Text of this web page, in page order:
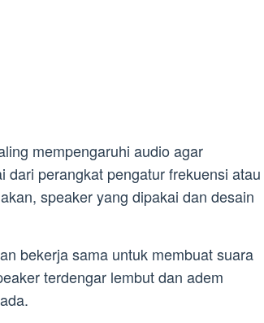
mempengaruhi audio agar
dari perangkat pengatur frekuensi atau
speaker yang dipakai dan desain
bekerja sama untuk membuat suara
terdengar lembut dan adem